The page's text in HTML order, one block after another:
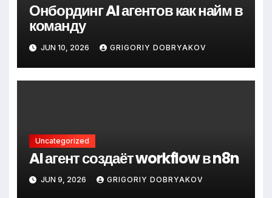
Онбординг AI агентов как найм в
команду
JUN 10, 2026 GRIGORIY DOBRYAKOV
Uncategorized
AI агент создаёт workflow в n8n
JUN 9, 2026 GRIGORIY DOBRYAKOV